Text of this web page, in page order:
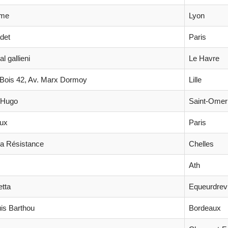
Lyon
Paris
gallieni Le Havre
42, Av. Marx Dormoy Lille
Saint-Omer
Paris
Résistance Chelles
Ath
Barthou Bordeaux